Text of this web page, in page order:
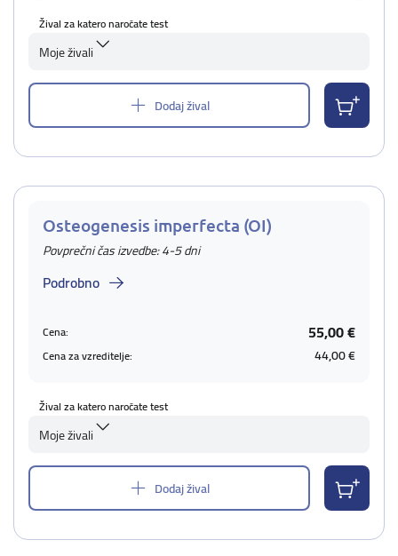
Žival za katero naročate test
Moje živali
Dodaj žival
Osteogenesis imperfecta (OI)
Povprečni čas izvedbe: 4-5 dni
Podrobno
Cena: 55,00 €
Cena za vzreditelje: 44,00 €
Žival za katero naročate test
Moje živali
Dodaj žival